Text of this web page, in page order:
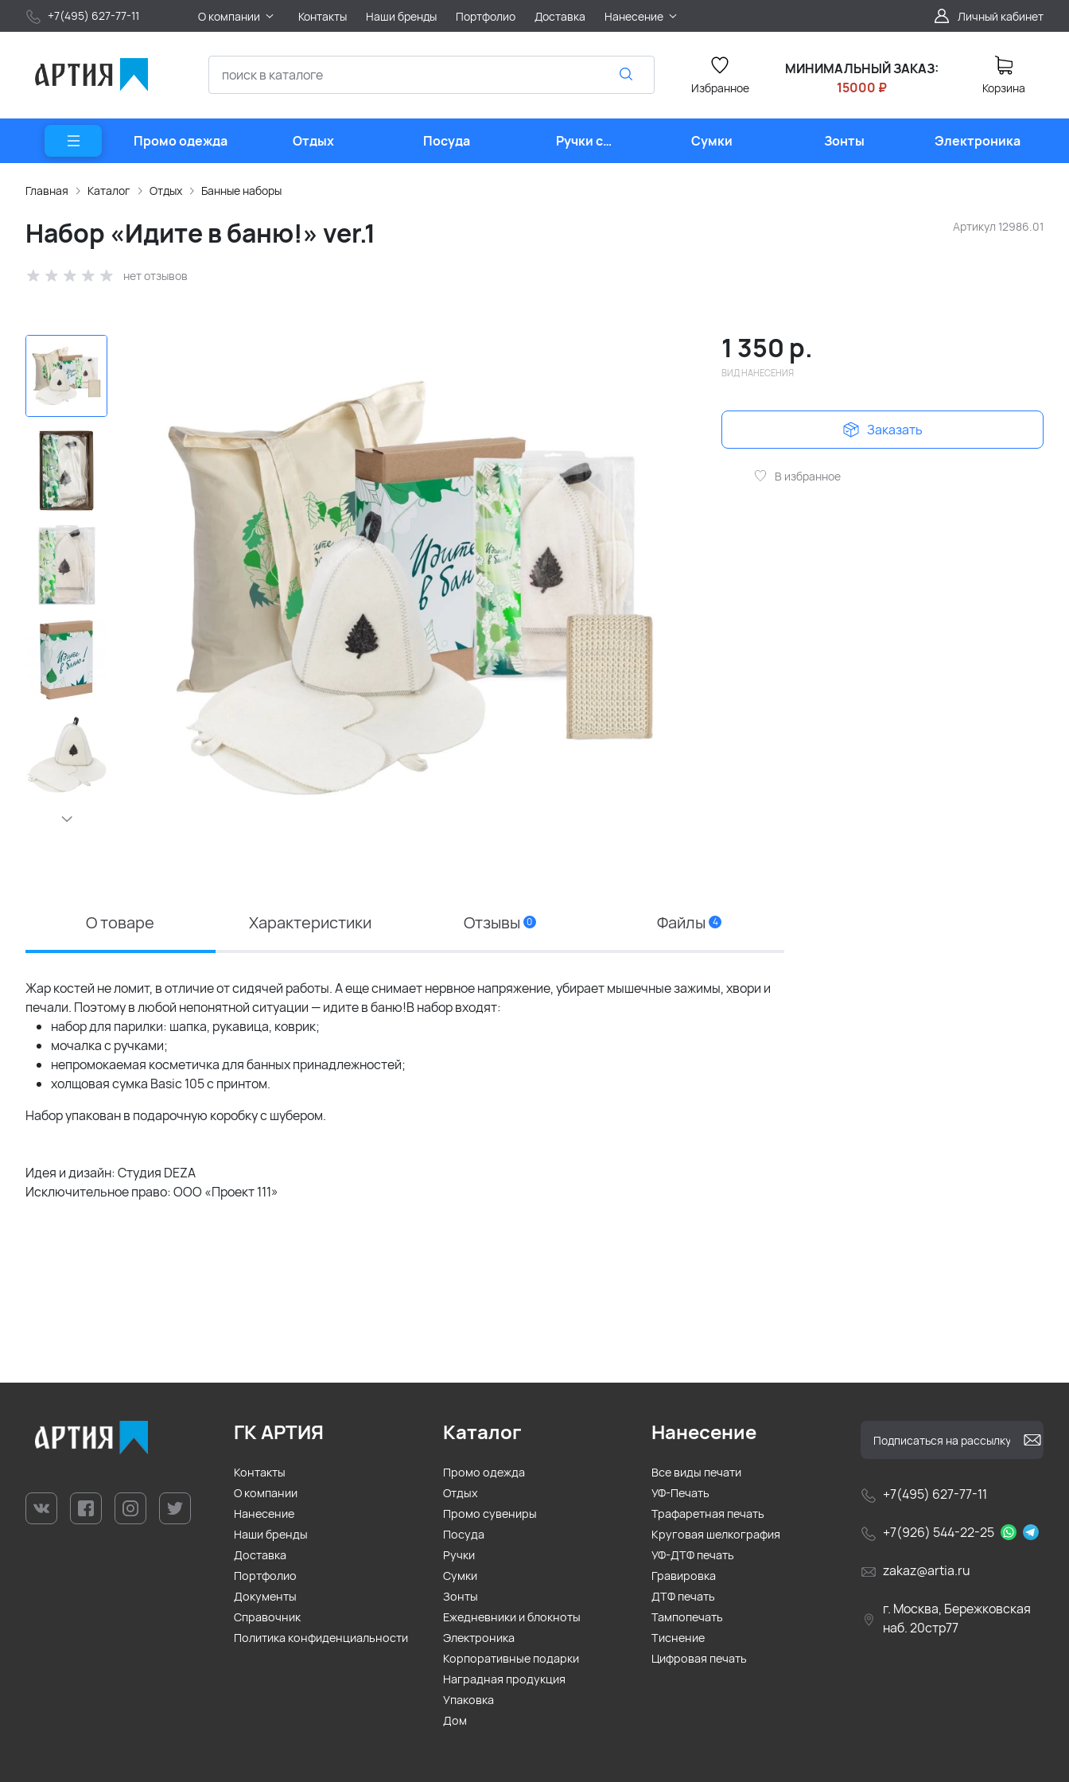
+7(495) 627-77-11 О компании Контакты Наши бренды Портфолио Доставка Нанесение Личный кабинет
Избранное
МИНИМАЛЬНЫЙ ЗАКАЗ:
15000 ₽
Корзина
Промо одежда Отдых Посуда
Ручки с
логотипом
Сумки Зонты Электроника
Главная Каталог Отдых Банные наборы
Артикул 12986.01
Набор «Идите в баню!» ver.1
нет отзывов
1 350 р.
ВИД НАНЕСЕНИЯ
Заказать
В избранное
О товаре Характеристики Отзывы 0 Файлы 4
Жар костей не ломит, в отличие от сидячей работы. А еще снимает нервное напряжение, убирает мышечные зажимы, хвори и
печали. Поэтому в любой непонятной ситуации — идите в баню!В набор входят:
набор для парилки: шапка, рукавица, коврик;
мочалка с ручками;
непромокаемая косметичка для банных принадлежностей;
холщовая сумка Basic 105 с принтом.
Набор упакован в подарочную коробку с шубером.
Идея и дизайн: Студия DEZA
Исключительное право: ООО «Проект 111»
+7(495) 627-77-11
+7(926) 544-22-25
zakaz@artia.ru
г. Москва, Бережковская
наб. 20стр77
ГК АРТИЯ
Контакты
О компании
Нанесение
Наши бренды
Доставка
Портфолио
Документы
Справочник
Политика конфиденциальности
Каталог
Промо одежда
Отдых
Промо сувениры
Посуда
Ручки
Сумки
Зонты
Ежедневники и блокноты
Электроника
Корпоративные подарки
Наградная продукция
Упаковка
Дом
Нанесение
Все виды печати
УФ-Печать
Трафаретная печать
Круговая шелкография
УФ-ДТФ печать
Гравировка
ДТФ печать
Тампопечать
Тиснение
Цифровая печать